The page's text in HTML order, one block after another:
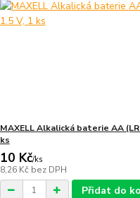
MAXELL Alkalická baterie AA
ks
10 Kč/ks
8,26 Kč bez DPH
Přidat do